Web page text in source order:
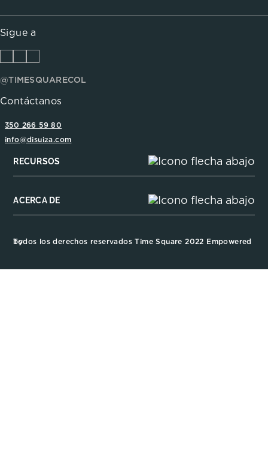
Sigue a
@TIMESQUARECOL
Contáctanos
350 266 59 80
info@disuiza.com
RECURSOS
ACERCA DE
Todos los derechos reservados Time Square 2022 Empowered by